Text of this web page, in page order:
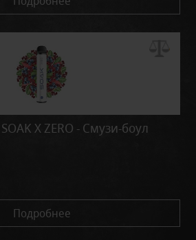
X ZERO - Смузи-боул
Подробнее